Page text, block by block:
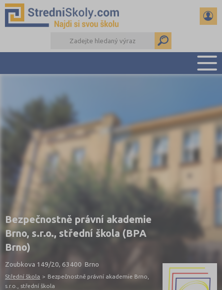
PŘÍPRAVA NA PŘIJÍMAČKY
DŮLEŽITÉ TERMÍNY
REFERÁTY A SEMINÁRKY
DALŠÍ DRUHY ŠKOL
Bezpečnostně právní akademie
Brno, s.r.o., střední škola (BPA
Brno)
Zoubkova 149/20, 63400 Brno
Střední škola > Bezpečnostně právní akademie Brno,
s.r.o., střední škola